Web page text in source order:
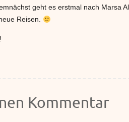
geht es erstmal nach Marsa
Reisen.
Kommentar